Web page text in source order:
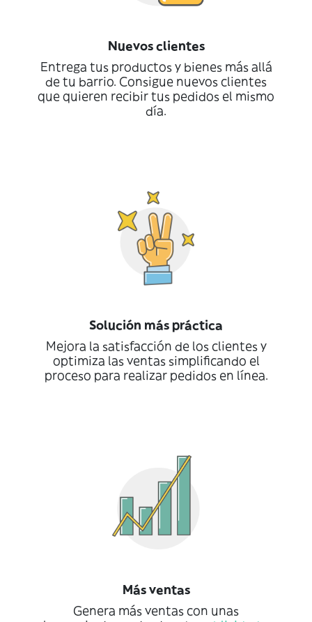
Nuevos clientes
Entrega tus productos y bienes más allá
de tu barrio. Consigue nuevos clientes
que quieren recibir tus pedidos el mismo
día.
Solución más práctica
Mejora la satisfacción de los clientes y
optimiza las ventas simplificando el
proceso para realizar pedidos en línea.
Más ventas
Genera más ventas con unas